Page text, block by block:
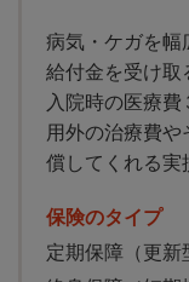
病気・ケガを幅
給付金を受け取
入院時の医療
用外の治療費
償してくれる実
保険のタイプ
定期保障（更新